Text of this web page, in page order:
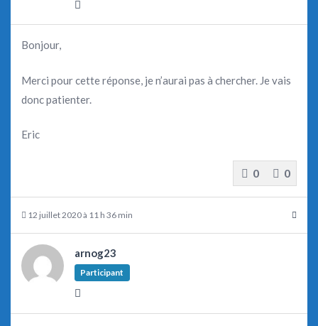
Bonjour,
Merci pour cette réponse, je n’aurai pas à chercher. Je vais
donc patienter.
Eric
0 0
12 juillet 2020 à 11 h 36 min
arnog23
Participant